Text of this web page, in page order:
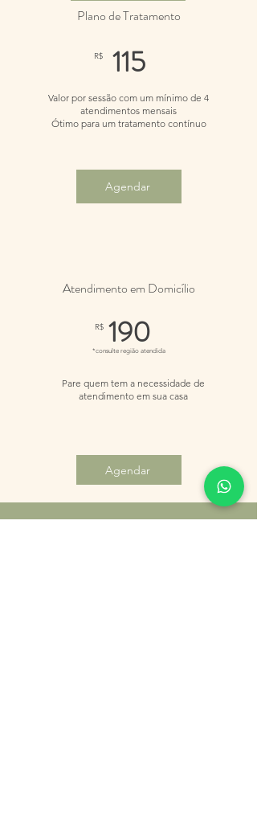
Plano de Tratamento
R$ 115
Valor por sessão com um mínimo de 4
atendimentos mensais
Ótimo para um tratamento contínuo
Agendar
Atendimento em Domicílio
R$ 190
*consulte região atendida
Pare quem tem a necessidade de
atendimento em sua casa
Agendar